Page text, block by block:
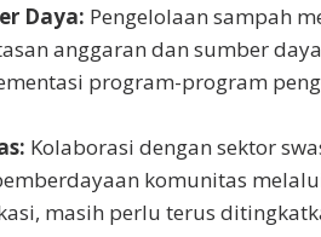
Daya: Pengelolaan sampah
anggaran dan sumber
program-program
Kolaborasi dengan sektor
komunitas
masih perlu terus